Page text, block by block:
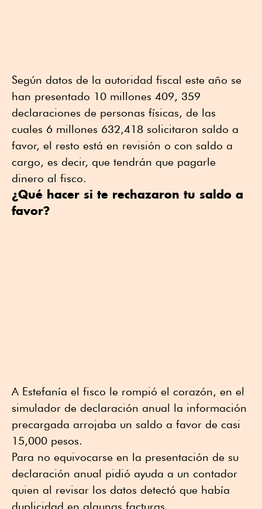
Según datos de la autoridad fiscal este año se
han presentado 10 millones 409, 359
declaraciones de personas físicas, de las
cuales 6 millones 632,418 solicitaron saldo a
favor, el resto está en revisión o con saldo a
cargo, es decir, que tendrán que pagarle
dinero al fisco.
¿Qué hacer si te rechazaron tu saldo a
favor?
A Estefanía el fisco le rompió el corazón, en el
simulador de declaración anual la información
precargada arrojaba un saldo a favor de casi
15,000 pesos.
Para no equivocarse en la presentación de su
declaración anual pidió ayuda a un contador
quien al revisar los datos detectó que había
duplicidad en algunas facturas.